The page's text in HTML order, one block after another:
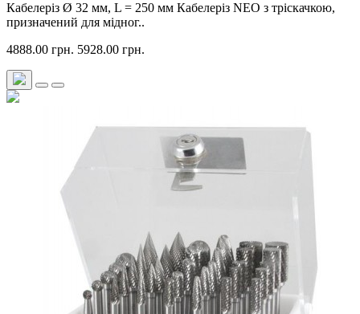
Кабелеріз Ø 32 мм, L = 250 мм Кабелеріз NEO з тріскачкою,
призначений для мідног..
4888.00 грн. 5928.00 грн.